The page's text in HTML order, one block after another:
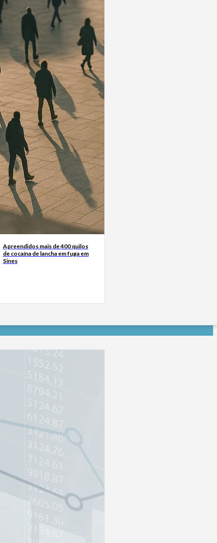
Apreendidos mais de 400 quilos
de cocaína de lancha em fuga em
Sines